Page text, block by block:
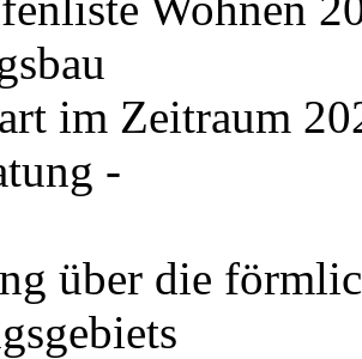
im Zeitraum
-
über die